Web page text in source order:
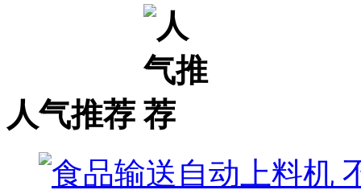
人气推荐